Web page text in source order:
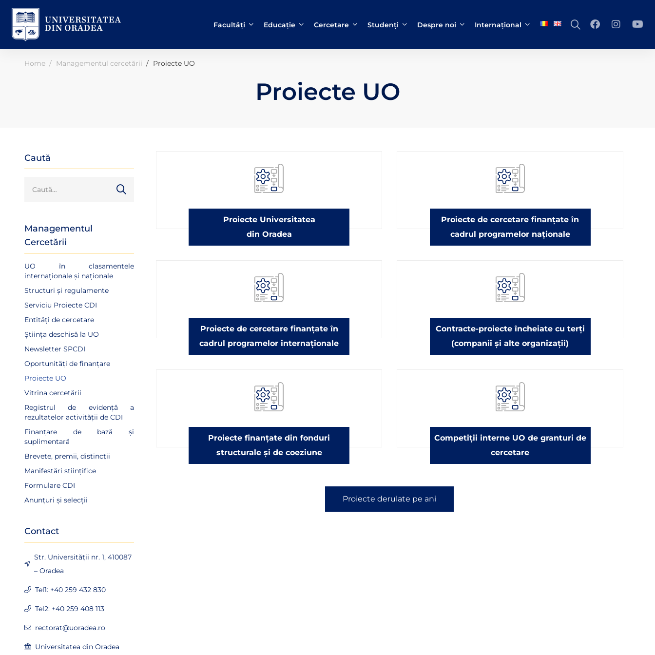
Facultăți Educație Cercetare Studenți Despre noi Internațional
Home Managementul cercetării Proiecte UO
Proiecte UO
Caută
Managementul
Cercetării
UO în clasamentele
internaționale și naționale
Structuri și regulamente
Serviciu Proiecte CDI
Entități de cercetare
Știința deschisă la UO
Newsletter SPCDI
Oportunități de finanțare
Proiecte UO
Vitrina cercetării
Registrul de evidență a
rezultatelor activității de CDI
Finanțare de bază și
suplimentară
Brevete, premii, distincții
Manifestări stiințifice
Formulare CDI
Anunțuri și selecții
Contact
Str. Universității nr. 1, 410087
– Oradea
Tel1: +40 259 432 830
Tel2: +40 259 408 113
rectorat@uoradea.ro
Universitatea din Oradea
Proiecte Universitatea
din Oradea
Proiecte de cercetare finanțate în
cadrul programelor naționale
Proiecte de cercetare finanțate în
cadrul programelor internaționale
Contracte-proiecte încheiate cu terți
(companii și alte organizații)
Proiecte finanțate din fonduri
structurale și de coeziune
Competiții interne UO de granturi de
cercetare
Proiecte derulate pe ani